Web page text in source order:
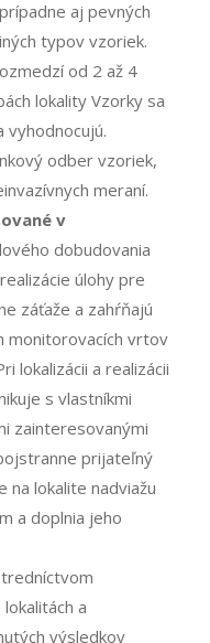
aj pevných
typov vzoriek.
od 2 až 4
lokality Vzorky sa
vyhodnocujú.
odber vzoriek,
meraní.
v
dobudovania
úlohy pre
záťaže a zahŕňajú
monitorovacích vrtov
lokalizácii a realizácii
s vlastníkmi
zainteresovanými
prijateľný
na lokalite nadviažu
a doplnia jeho
a
výsledkov